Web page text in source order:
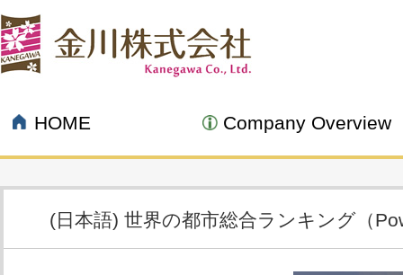
HOME Company Overview
(日本語) 世界の都市総合ランキング（